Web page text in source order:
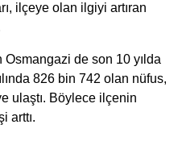
ilçeye olan ilgiyi artıran
de son 10 yılda
826 bin 742 olan nüfus,
ulaştı. Böylece ilçenin
arttı.